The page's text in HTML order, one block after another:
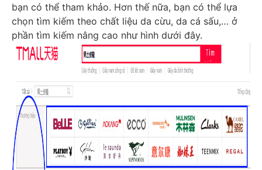
bạn có thể tham khảo. Hơn thế nữa, bạn có thể lựa
chọn tìm kiếm theo chất liệu da cừu, da cá sấu,… ở
phần tìm kiếm nâng cao như hình dưới đây.